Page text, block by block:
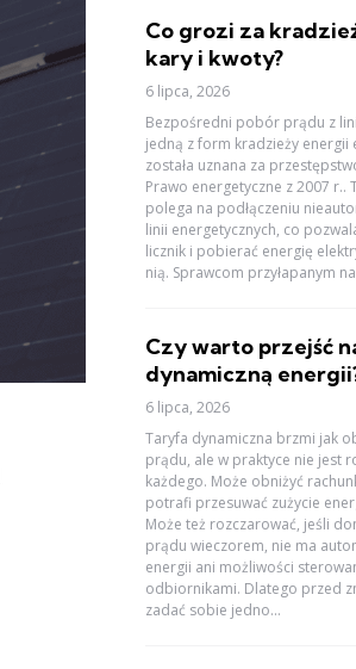
Co grozi za
kary i kwoty?
6 lipca, 2026
Bezpośredni pobór prądu z
jedną z form kradzieży energii
została uznana za
Prawo energetyczne z 2007 r..
polega na podłączeniu
linii energetycznych, co
licznik i pobierać energię
nią. Sprawcom przyłapanym
Czy warto przejść
dynamiczną
6 lipca, 2026
Taryfa dynamiczna brzmi jak
prądu, ale w praktyce nie jest
każdego. Może obniżyć
potrafi przesuwać zużycie
Może też rozczarować, jeśli
prądu wieczorem, nie ma
energii ani możliwości
odbiornikami. Dlatego przed
zadać sobie jedno...